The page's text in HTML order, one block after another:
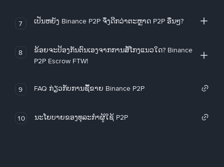
7 ເປັນຫຍັງ Binance P2P ຈຶ່ງດີກວ່າຕະຫຼາດ P2P ອື່ນໆ?
8
ຂ້ອຍຈະປ້ອງກັນຕົນເອງຈາກການສໍ້ໂກງແນວໃດ? Binance
P2P Escrow FTW!
9 FAQ ກ່ຽວກັບການຊື້ຂາຍ Binance P2P
10 ນະໂຍບາຍຂອງທຸລະກໍາຜູ້ໃຊ້ P2P